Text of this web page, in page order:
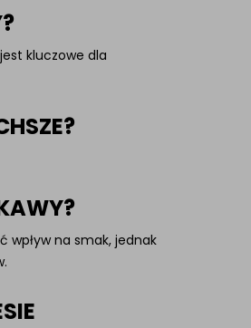
kluczowe dla
wpływ na smak, jednak